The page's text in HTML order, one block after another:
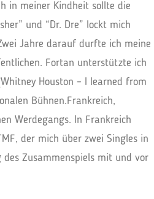
in meiner Kindheit sollte die
und “Dr. Dre” lockt mich
Jahre darauf durfte ich meine
Fortan unterstützte ich
Houston – I learned from
Bühnen.Frankreich,
Werdegangs. In Frankreich
der mich über zwei Singles in
Zusammenspiels mit und vor